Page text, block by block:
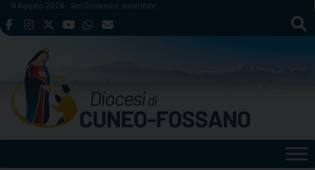
Skip
to
8 Agosto 2026 San Domenico, sacerdote